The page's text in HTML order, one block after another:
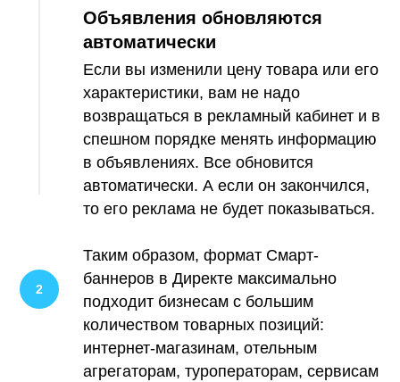
Объявления обновляются
автоматически
Если вы изменили цену товара или его
характеристики, вам не надо
возвращаться в рекламный кабинет и в
спешном порядке менять информацию
в объявлениях. Все обновится
автоматически. А если он закончился,
то его реклама не будет показываться.
Таким образом, формат Смарт-
баннеров в Директе максимально
подходит бизнесам с большим
количеством товарных позиций:
интернет-магазинам, отельным
агрегаторам, туроператорам, сервисам